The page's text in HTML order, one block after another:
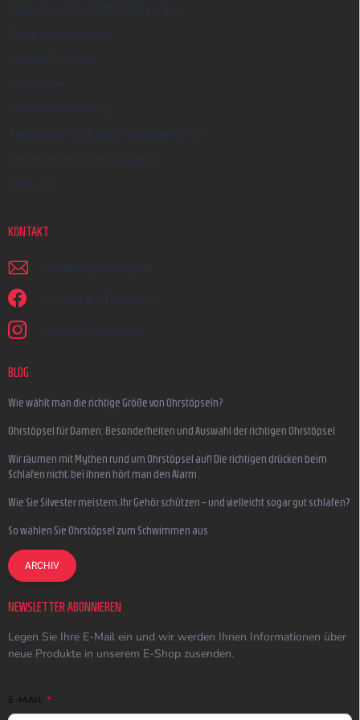
Allgemeine Geschäftsbedingungen
Datenschutzhinweis
Kontakt-Formular
Impressum
Widerrufsbelehrung
Reklamation und Beschwerdeverfahren
Versandarten & Zahlungsarten
Über uns
KONTAKT
schreiben @ earplugs.at
Wir sind auf Facebook!
earmazing_earplugs
BLOG
Wie wählt man die richtige Größe von Ohrstöpseln?
Ohrstöpsel für Damen: Besonderheiten und Auswahl der richtigen Ohrstöpsel
Wir räumen mit Mythen rund um Ohrstöpsel auf! Die richtigen drücken beim
Schlafen nicht, bei ihnen hört man den Alarm
Wie Sie Silvester meistern, Ihr Gehör schützen – und vielleicht sogar gut schlafen?
So wählen Sie Ohrstöpsel zum Schwimmen aus
ARCHIV
NEWSLETTER ABONNIEREN
Legen Sie Ihre E-Mail ein und wir werden Ihnen Informationen über
neue Produkte in unserem E-Shop zusenden.
E-MAIL